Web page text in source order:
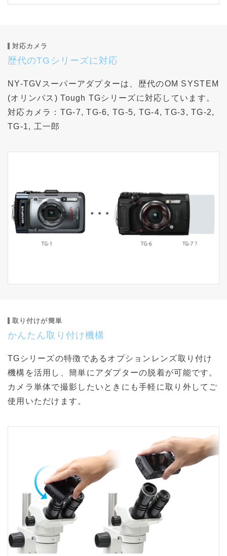
対応カメラ
歴代のTGシリーズに対応
NY-TGVスーパーアダプターは、歴代のOM SYSTEM
(オリンパス) Tough TGシリーズに対応しています。
対応カメラ： TG-7, TG-6, TG-5, TG-4, TG-3, TG-2,
TG-1, 工一郎
取り付けが簡単
かんたん取り付け機構
TGシリーズの特徴であるオプションレンズ取り付け
機構を活用し、簡単にアダプターの脱着が可能です。
カメラ単体で撮影したいときにも手軽に取り外してご
使用いただけます。